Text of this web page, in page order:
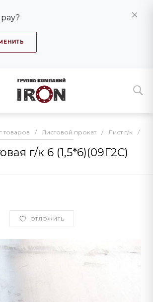
товаров / Листовой прокат / Лист г/к /
г/к 6 (1,5*6)(09Г2С)
ОТЛОЖИТЬ